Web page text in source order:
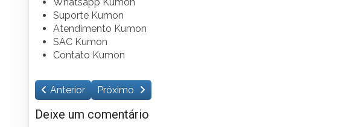
Suporte Kumon
Atendimento Kumon
SAC Kumon
Contato Kumon
Anterior Próximo
Deixe um comentário